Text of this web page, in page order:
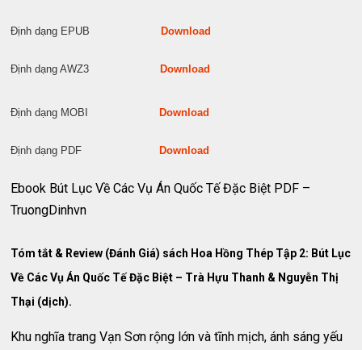
Định dạng EPUB Download
Định dạng AWZ3 Download
Định dạng MOBI Download
Định dạng PDF Download
Ebook Bút Lục Về Các Vụ Án Quốc Tế Đặc Biệt PDF –
TruongDinhvn
Tóm tắt & Review (Đánh Giá) sách Hoa Hồng Thép Tập 2: Bút Lục
Về Các Vụ Án Quốc Tế Đặc Biệt – Trà Hựu Thanh & Nguyễn Thị
Thại (dịch).
Khu nghĩa trang Vạn Sơn rộng lớn và tĩnh mịch, ánh sáng yếu